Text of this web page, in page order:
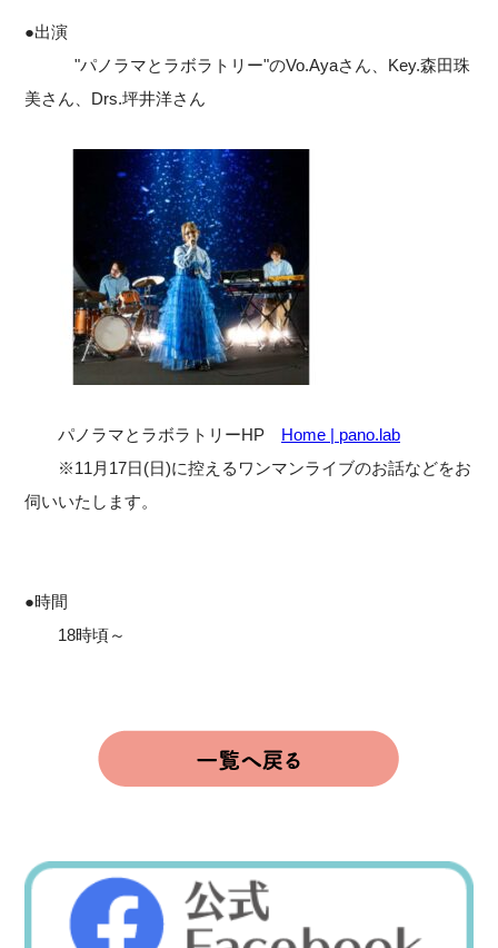
●出演
"パノラマとラボラトリー"のVo.Ayaさん、Key.森田珠
美さん、Drs.坪井洋さん
パノラマとラボラトリーHP Home | pano.lab
※11月17日(日)に控えるワンマンライブのお話などをお
伺いいたします。
●時間
18時頃～